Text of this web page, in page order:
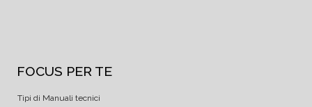
FOCUS PER TE
Tipi di Manuali tecnici